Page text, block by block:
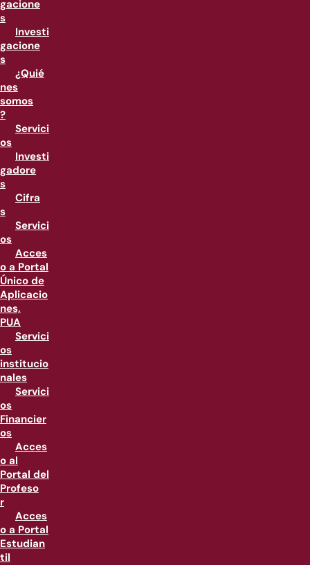
gacione
s
Investi
gacione
s
¿Quié
nes
somos
?
Servici
os
Investi
gadore
s
Cifra
s
Servici
os
Acces
o a Portal
Único de
Aplicacio
nes,
PUA
Servici
os
institucio
nales
Servici
os
Financier
os
Acces
o al
Portal del
Profeso
r
Acces
o a Portal
Estudian
til